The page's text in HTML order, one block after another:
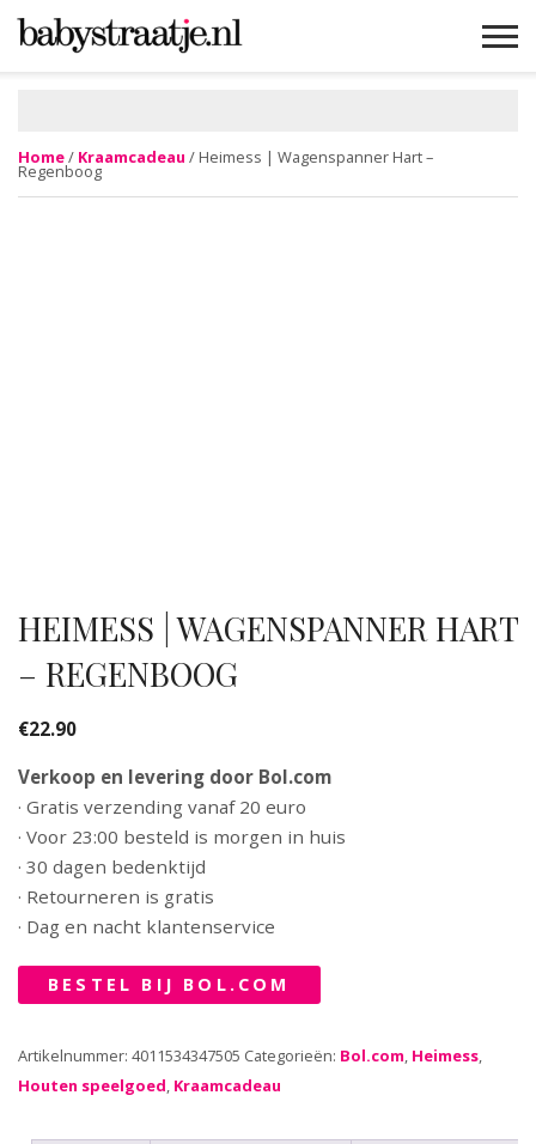
Home/ Kraamcadeau / Heimess | Wagenspanner Hart –
Regenboog
HEIMESS | WAGENSPANNER HART
– REGENBOOG
€22.90
Verkoop en levering door Bol.com
· Gratis verzending vanaf 20 euro
· Voor 23:00 besteld is morgen in huis
· 30 dagen bedenktijd
· Retourneren is gratis
· Dag en nacht klantenservice
BESTEL BIJ BOL.COM
Artikelnummer: 4011534347505 Categorieën: Bol.com, Heimess,
Houten speelgoed, Kraamcadeau